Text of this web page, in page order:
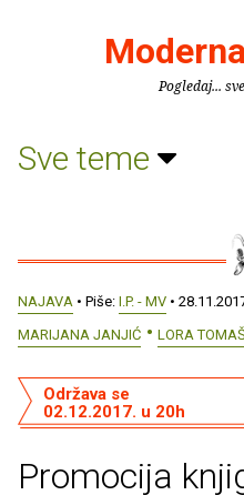
Pogledaj...
Sve teme
NAJAVA • Piše: I.P. - MV •
MARIJANA JANJIĆ
LORA
Promocija
Održava se
02.12.2017. u 20h